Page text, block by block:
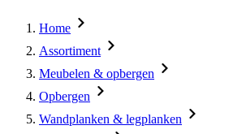
Home
Assortiment
Meubelen & opbergen
Opbergen
Wandplanken & legplanken